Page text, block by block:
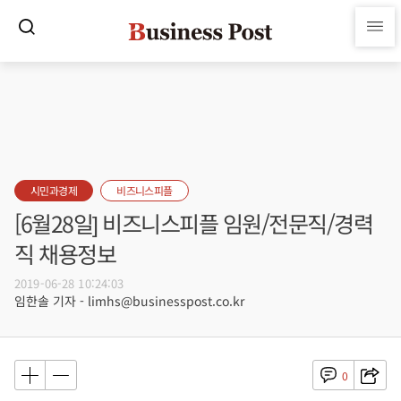
시민과경제 비즈니스피플
[6월28일] 비즈니스피플 임원/전문직/경력
직 채용정보
2019-06-28 10:24:03
임한솔 기자 - limhs@businesspost.co.kr
0